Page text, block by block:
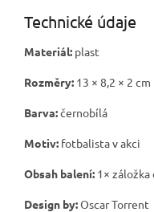
Technické údaje
Materiál: plast
Rozměry: 13 × 8,2 × 2 cm
Barva:černobílá
Motiv: fotbalista v akci
Obsah balení: 1× záložka
Design by:Oscar Torrent